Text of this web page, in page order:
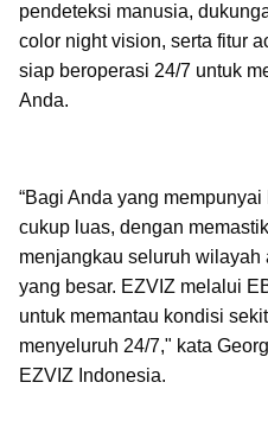
pendeteksi manusia,
color night vision, serta fitur
siap beroperasi 24/7 untuk
Anda.
“Bagi Anda yang
cukup luas, dengan
menjangkau seluruh
yang besar. EZVIZ melalui
untuk memantau kondisi
menyeluruh 24/7," kata
EZVIZ Indonesia.